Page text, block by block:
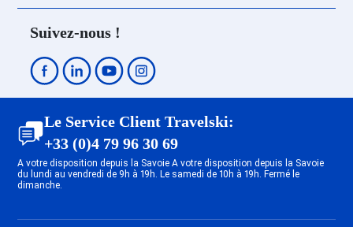
Suivez-nous !
Le Service Client Travelski:
+33 (0)4 79 96 30 69
A votre disposition depuis la Savoie A votre disposition depuis la Savoie
du lundi au vendredi de 9h à 19h. Le samedi de 10h à 19h. Fermé le
dimanche.